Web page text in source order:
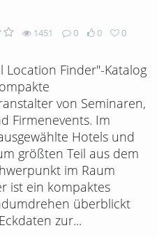
1451 0 0 0
Finder"-Katalog
von Seminaren,
Firmenevents. Im
Hotels und
größten Teil aus dem
im Raum
ist ein kompaktes
überblickt
zur...